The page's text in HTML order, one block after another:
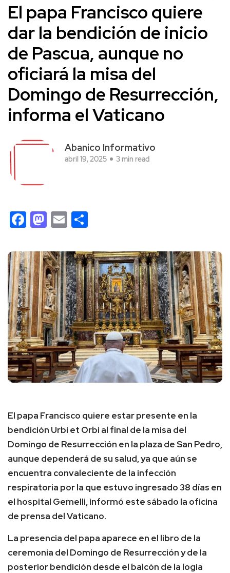
El papa Francisco quiere
dar la bendición de inicio
de Pascua, aunque no
oficiará la misa del
Domingo de Resurrección,
informa el Vaticano
Abanico Informativo
abril 19, 2025 3 min read
Facebook
Mastodon
Email
El papa Francisco quiere estar presente en la
bendición Urbi et Orbi al final de la misa del
Domingo de Resurrección en la plaza de San Pedro,
aunque dependerá de su salud, ya que aún se
encuentra convaleciente de la infección
respiratoria por la que estuvo ingresado 38 días en
el hospital Gemelli, informó este sábado la oficina
de prensa del Vaticano.
La presencia del papa aparece en el libro de la
ceremonia del Domingo de Resurrección y de la
posterior bendición desde el balcón de la logia